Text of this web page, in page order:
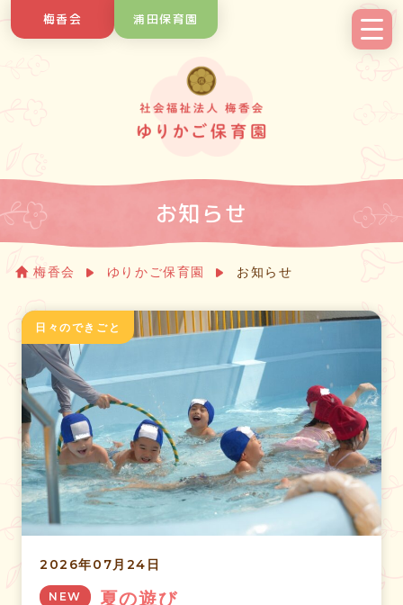
to
梅香会 浦田保育園
お知らせ
梅香会 ゆりかご保育園 お知らせ
日々のできごと
2026年07月24日
NEW 夏の遊び